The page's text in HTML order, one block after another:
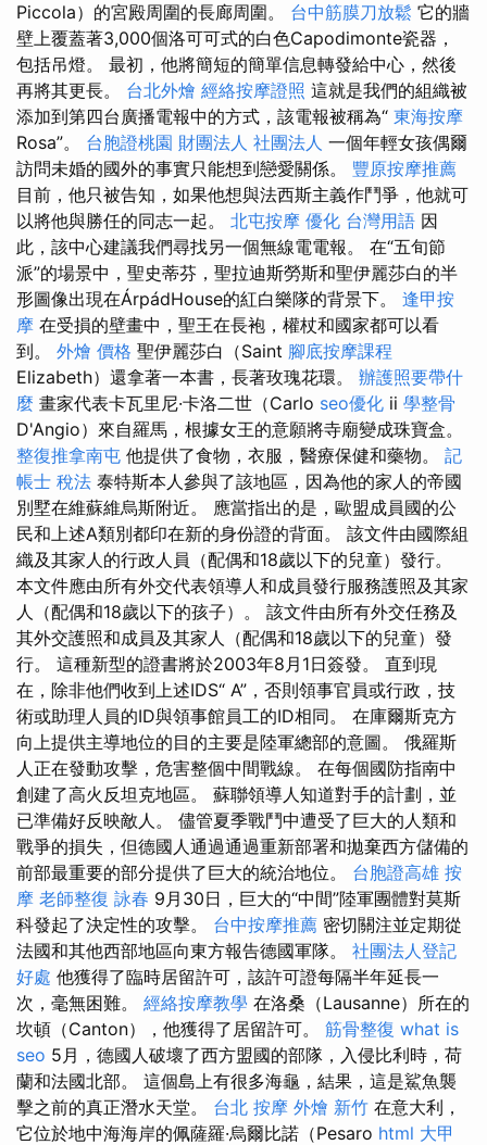
Piccola）的宮殿周圍的長廊周圍。 台中筋膜刀放鬆 它的牆
壁上覆蓋著3,000個洛可可式的白色Capodimonte瓷器，
包括吊燈。 最初，他將簡短的簡單信息轉發給中心，然後
再將其更長。 台北外燴 經絡按摩證照 這就是我們的組織被
添加到第四台廣播電報中的方式，該電報被稱為“ 東海按摩
Rosa”。 台胞證桃園 財團法人 社團法人 一個年輕女孩偶爾
訪問未婚的國外的事實只能想到戀愛關係。 豐原按摩推薦
目前，他只被告知，如果他想與法西斯主義作鬥爭，他就可
以將他與勝任的同志一起。 北屯按摩 優化 台灣用語 因
此，該中心建議我們尋找另一個無線電電報。 在“五旬節
派”的場景中，聖史蒂芬，聖拉迪斯勞斯和聖伊麗莎白的半
形圖像出現在ÁrpádHouse的紅白樂隊的背景下。 逢甲按
摩 在受損的壁畫中，聖王在長袍，權杖和國家都可以看
到。 外燴 價格 聖伊麗莎白（Saint 腳底按摩課程
Elizabeth）還拿著一本書，長著玫瑰花環。 辦護照要帶什
麼 畫家代表卡瓦里尼·卡洛二世（Carlo seo優化 ii 學整骨
D'Angio）來自羅馬，根據女王的意願將寺廟變成珠寶盒。
整復推拿南屯 他提供了食物，衣服，醫療保健和藥物。 記
帳士 稅法 泰特斯本人參與了該地區，因為他的家人的帝國
別墅在維蘇維烏斯附近。 應當指出的是，歐盟成員國的公
民和上述A類別都印在新的身份證的背面。 該文件由國際組
織及其家人的行政人員（配偶和18歲以下的兒童）發行。
本文件應由所有外交代表領導人和成員發行服務護照及其家
人（配偶和18歲以下的孩子）。 該文件由所有外交任務及
其外交護照和成員及其家人（配偶和18歲以下的兒童）發
行。 這種新型的證書將於2003年8月1日簽發。 直到現
在，除非他們收到上述IDS“ A”，否則領事官員或行政，技
術或助理人員的ID與領事館員工的ID相同。 在庫爾斯克方
向上提供主導地位的目的主要是陸軍總部的意圖。 俄羅斯
人正在發動攻擊，危害整個中間戰線。 在每個國防指南中
創建了高火反坦克地區。 蘇聯領導人知道對手的計劃，並
已準備好反映敵人。 儘管夏季戰鬥中遭受了巨大的人類和
戰爭的損失，但德國人通過通過重新部署和拋棄西方儲備的
前部最重要的部分提供了巨大的統治地位。 台胞證高雄 按
摩 老師整復 詠春 9月30日，巨大的“中間”陸軍團體對莫斯
科發起了決定性的攻擊。 台中按摩推薦 密切關注並定期從
法國和其他西部地區向東方報告德國軍隊。 社團法人登記
好處 他獲得了臨時居留許可，該許可證每隔半年延長一
次，毫無困難。 經絡按摩教學 在洛桑（Lausanne）所在的
坎頓（Canton），他獲得了居留許可。 筋骨整復 what is
seo 5月，德國人破壞了西方盟國的部隊，入侵比利時，荷
蘭和法國北部。 這個島上有很多海龜，結果，這是鯊魚襲
擊之前的真正潛水天堂。 台北 按摩 外燴 新竹 在意大利，
它位於地中海海岸的佩薩羅·烏爾比諾（Pesaro html 大甲